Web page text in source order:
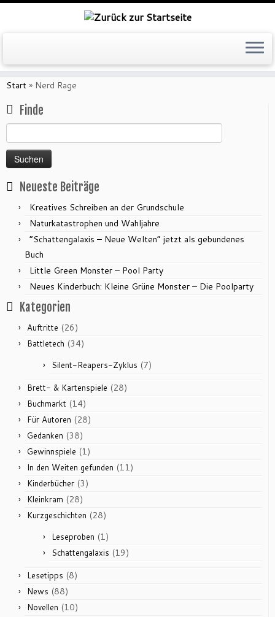
Zum
Inhalt
Start » Nerd Rage
Finde
nach:
Neueste Beiträge
Kreatives Schreiben an der Grundschule
Naturkatastrophen und Wahljahre
“Schattengalaxis – Neue Welten” jetzt als gebundenes
Buch
Little Green Monster – Pool Party
Neues Kinderbuch: Kleine Grüne Monster – Die Poolparty
Kategorien
Auftritte (26)
Battletech (34)
Silent-Reapers-Zyklus (7)
Brett- & Kartenspiele (28)
Buchmarkt (14)
Für Autoren (28)
Gedanken (38)
Gewinnspiele (1)
In den Weiten gefunden (11)
Kinderbücher (3)
Kleinkram (28)
Kurzgeschichten (28)
Leseproben (1)
Schattengalaxis (19)
Lesetipps (8)
News (88)
Novellen (10)